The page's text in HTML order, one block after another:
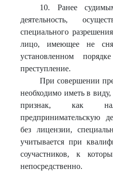
10. Ранее
деятельность,
специального
лицо, имеющее не
установленном
преступление.
При совершении
необходимо иметь в
признак, как
предпринимательскую
без лицензии,
учитывается при
соучастников, к
непосредственно.